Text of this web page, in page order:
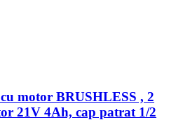
motor BRUSHLESS , 2
21V 4Ah, cap patrat 1/2